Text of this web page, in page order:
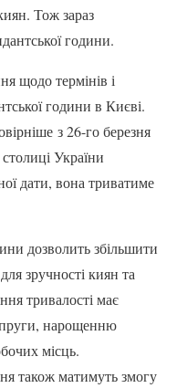
Тож зараз
години.
щодо термінів і
години в Києві.
з 26-го березня
України
дати, вона триватиме
дозволить збільшити
зручності киян та
тривалості має
нарощенню
місць.
також матимуть змогу